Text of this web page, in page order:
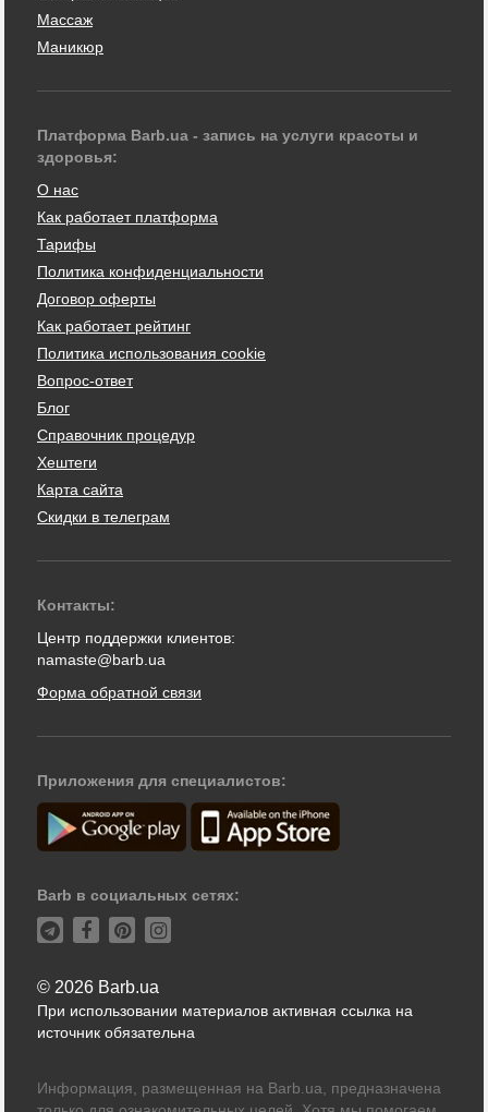
Массаж
Маникюр
Платформа Barb.ua - запись на услуги красоты и
здоровья:
О нас
Как работает платформа
Тарифы
Политика конфиденциальности
Договор оферты
Как работает рейтинг
Политика использования cookie
Вопрос-ответ
Блог
Справочник процедур
Хештеги
Карта сайта
Скидки в телеграм
Контакты:
Центр поддержки клиентов:
namaste@barb.ua
Форма обратной связи
Приложения для специалистов:
Barb в социальных сетях:
© 2026 Barb.ua
При использовании материалов активная ссылка на
источник обязательна
Информация, размещенная на Barb.ua, предназначена